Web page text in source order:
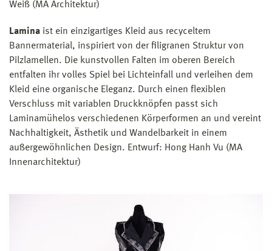
Weiß (MA Architektur)
Lamina ist ein einzigartiges Kleid aus recyceltem
Bannermaterial, inspiriert von der filigranen Struktur von
Pilzlamellen. Die kunstvollen Falten im oberen Bereich
entfalten ihr volles Spiel bei Lichteinfall und verleihen dem
Kleid eine organische Eleganz. Durch einen flexiblen
Verschluss mit variablen Druckknöpfen passt sich
Laminamühelos verschiedenen Körperformen an und vereint
Nachhaltigkeit, Ästhetik und Wandelbarkeit in einem
außergewöhnlichen Design. Entwurf: Hong Hanh Vu (MA
Innenarchitektur)